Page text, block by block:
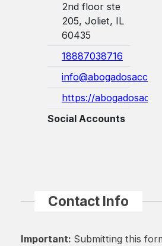
2nd floor ste
205, Joliet, IL
60435
18887038716
https://
Social Accounts
Contact Info
Important: Submitting this